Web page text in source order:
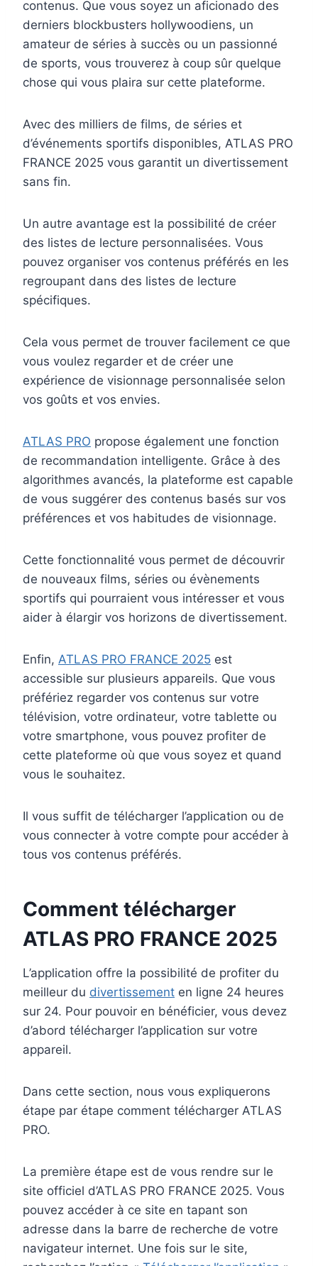
contenus. Que vous soyez un aficionado des
derniers blockbusters hollywoodiens, un
amateur de séries à succès ou un passionné
de sports, vous trouverez à coup sûr quelque
chose qui vous plaira sur cette plateforme.
Avec des milliers de films, de séries et
d’événements sportifs disponibles, ATLAS PRO
FRANCE 2025 vous garantit un divertissement
sans fin.
Un autre avantage est la possibilité de créer
des listes de lecture personnalisées. Vous
pouvez organiser vos contenus préférés en les
regroupant dans des listes de lecture
spécifiques.
Cela vous permet de trouver facilement ce que
vous voulez regarder et de créer une
expérience de visionnage personnalisée selon
vos goûts et vos envies.
ATLAS PRO propose également une fonction
de recommandation intelligente. Grâce à des
algorithmes avancés, la plateforme est capable
de vous suggérer des contenus basés sur vos
préférences et vos habitudes de visionnage.
Cette fonctionnalité vous permet de découvrir
de nouveaux films, séries ou évènements
sportifs qui pourraient vous intéresser et vous
aider à élargir vos horizons de divertissement.
Enfin, ATLAS PRO FRANCE 2025 est
accessible sur plusieurs appareils. Que vous
préfériez regarder vos contenus sur votre
télévision, votre ordinateur, votre tablette ou
votre smartphone, vous pouvez profiter de
cette plateforme où que vous soyez et quand
vous le souhaitez.
Il vous suffit de télécharger l’application ou de
vous connecter à votre compte pour accéder à
tous vos contenus préférés.
Comment télécharger
ATLAS PRO FRANCE 2025
L’application offre la possibilité de profiter du
meilleur du divertissement en ligne 24 heures
sur 24. Pour pouvoir en bénéficier, vous devez
d’abord télécharger l’application sur votre
appareil.
Dans cette section, nous vous expliquerons
étape par étape comment télécharger ATLAS
PRO.
La première étape est de vous rendre sur le
site officiel d’ATLAS PRO FRANCE 2025. Vous
pouvez accéder à ce site en tapant son
adresse dans la barre de recherche de votre
navigateur internet. Une fois sur le site,